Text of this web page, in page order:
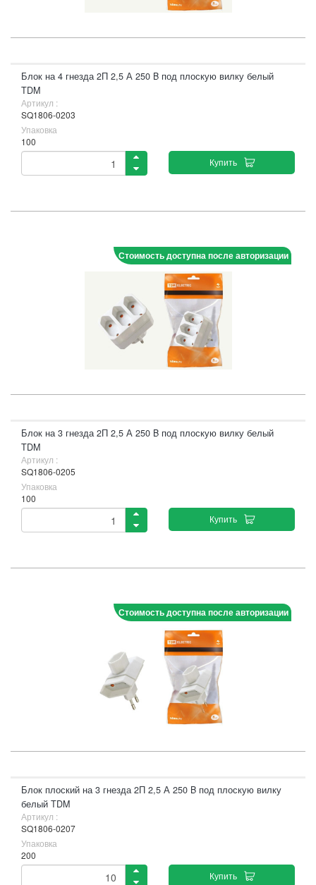
Блок на 4 гнезда 2П 2,5 А 250 B под плоскую вилку белый
TDM
Артикул :
SQ1806-0203
Упаковка
100
Купить
Стоимость доступна после авторизации
Блок на 3 гнезда 2П 2,5 А 250 B под плоскую вилку белый
TDM
Артикул :
SQ1806-0205
Упаковка
100
Купить
Стоимость доступна после авторизации
Блок плоский на 3 гнезда 2П 2,5 А 250 B под плоскую вилку
белый TDM
Артикул :
SQ1806-0207
Упаковка
200
Купить